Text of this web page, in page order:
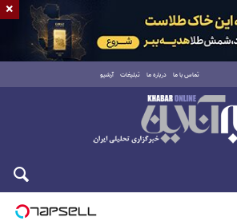
تماس با ما درباره ما تبلیغات آرشیو
شنبه ۱۷ مرداد ۱۴۰۵
×